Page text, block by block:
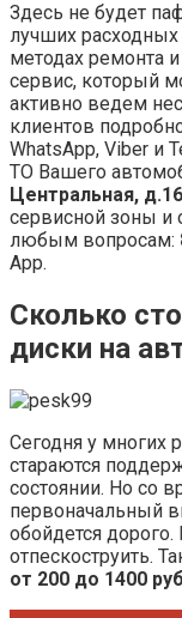
Здесь не будет
лучших
методах ремонта
сервис, который
активно ведем
клиентов
WhatsApp, Viber и
ТО Вашего
Центральная,
сервисной зоны и
любым вопросам:
App.
Сколько
диски на
Сегодня у многих
стараются
состоянии. Но со
первоначальный
обойдется
отпескоструить.
от 200 до 1400